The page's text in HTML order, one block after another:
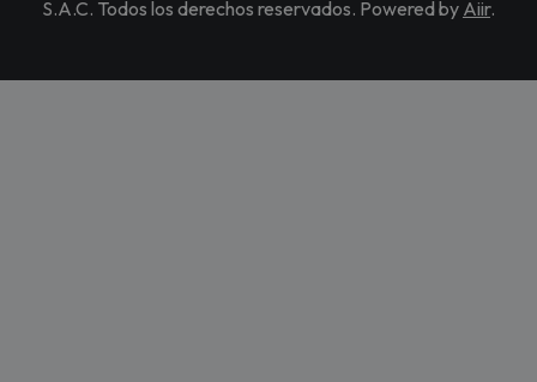
S.A.C. Todos los derechos reservados. Powered by Aiir.